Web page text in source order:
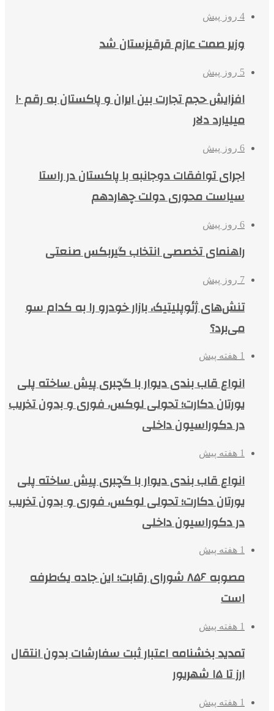
4 روز پیش
وزیر صمت عازم قرقیزستان شد
5 روز پیش
افزایش حجم تجارت بین ایران و پاکستان به رقم ۱۰
میلیارد دلار
6 روز پیش
اجرای توافقات دوجانبه با پاکستان در راستا
سیاست محوری دولت چهاردهم
6 روز پیش
راهنمای تخصصی انتخاب گیربکس صنعتی
7 روز پیش
تنش‌های ژئوپلیتیک، بازار خودرو را به کدام سو
می‌برد؟
1 هفته پیش
انواع قاب بندی دیوار با گچبری پیش ساخته پلی
یورتان دکارت؛ تحولی لوکس، فوری و بدون تخریب
در دکوراسیون داخلی
1 هفته پیش
انواع قاب بندی دیوار با گچبری پیش ساخته پلی
یورتان دکارت؛ تحولی لوکس، فوری و بدون تخریب
در دکوراسیون داخلی
1 هفته پیش
مصوبه ۸۵۶ شورای رقابت؛ این جاده یک‌طرفه
است
1 هفته پیش
تمدید بخشنامه اعتبار ثبت سفارشات بدون انتقال
ارز تا ۱۵ شهریور
1 هفته پیش